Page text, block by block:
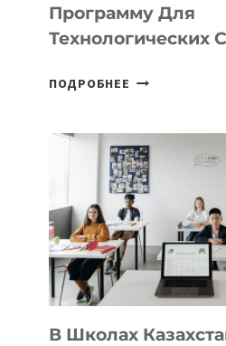
Программу Для
Технологических
ПОДРОБНЕЕ ОТКРЫТ
DEAL
VELOCITY
BY
MOST
—
ПРОГРАММУ
ДЛЯ
В Школах